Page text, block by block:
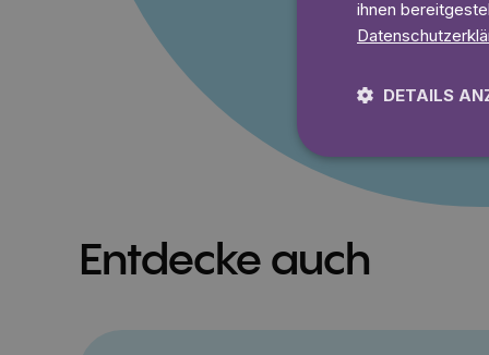
Lies
Entdecke auch
ihnen
DETAILS